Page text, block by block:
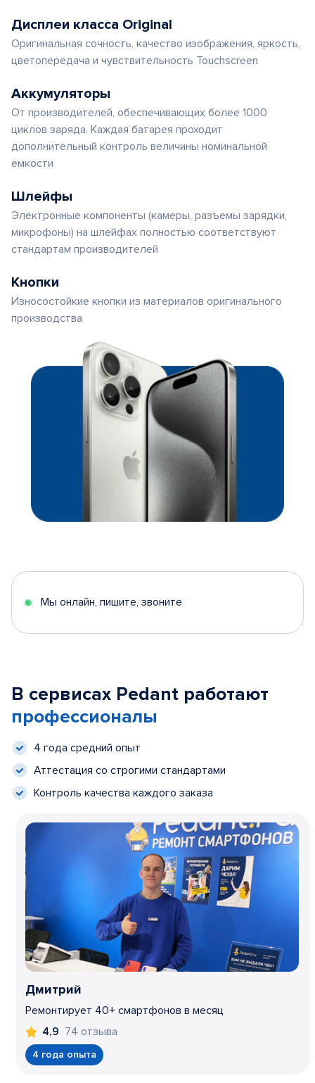
Дисплеи класса Original
Оригинальная сочность, качество изображения, яркость,
цветопередача и чувствительность Touchscreen
Аккумуляторы
От производителей, обеспечивающих более 1000
циклов заряда. Каждая батарея проходит
дополнительный контроль величины номинальной
емкости
Шлейфы
Электронные компоненты (камеры, разъемы зарядки,
микрофоны) на шлейфах полностью соответствуют
стандартам производителей
Кнопки
Износостойкие кнопки из материалов оригинального
производства
Мы онлайн, пишите, звоните
В сервисах Pedant работают
профессионалы
4 года средний опыт
Аттестация со строгими стандартами
Контроль качества каждого заказа
Дмитрий
Ремонтирует 40+ смартфонов в месяц
4,9 74 отзыва
4 года опыта